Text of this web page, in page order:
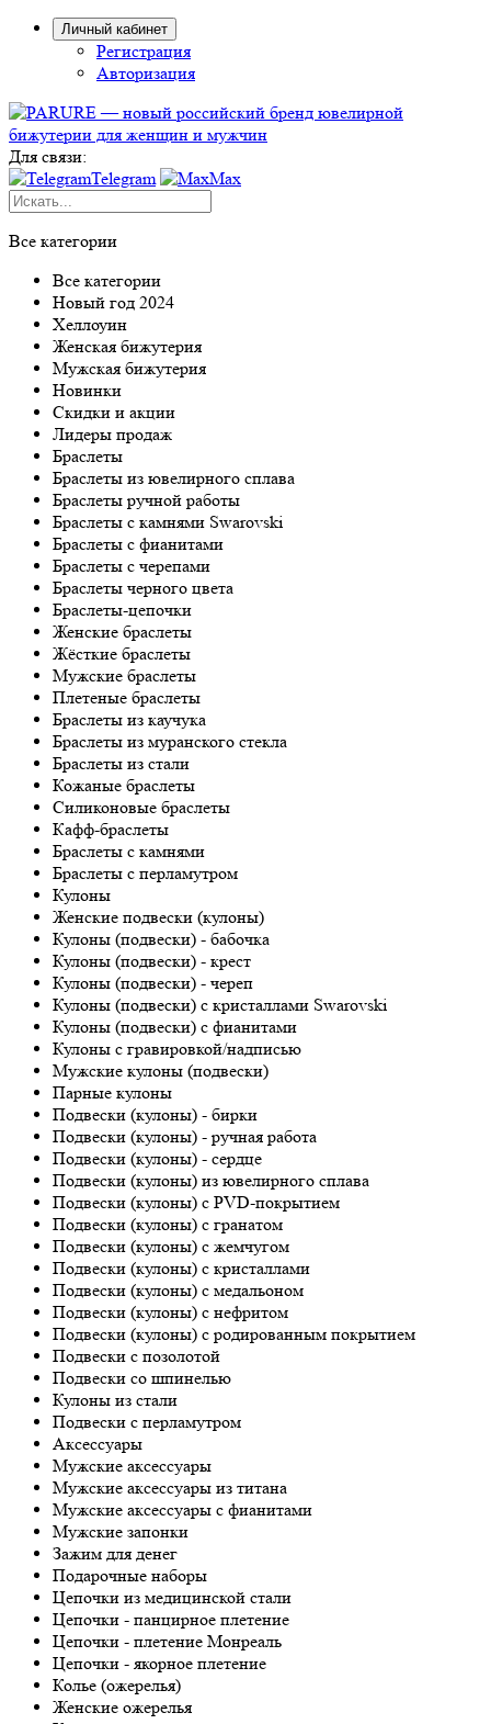
Личный кабинет
Регистрация
Авторизация
Для связи:
Telegram
Max
Все категории
Все категории
Новый год 2024
Хеллоуин
Женская бижутерия
Мужская бижутерия
Новинки
Скидки и акции
Лидеры продаж
Браслеты
Браслеты из ювелирного сплава
Браслеты ручной работы
Браслеты с камнями Swarovski
Браслеты с фианитами
Браслеты с черепами
Браслеты черного цвета
Браслеты-цепочки
Женские браслеты
Жёсткие браслеты
Мужские браслеты
Плетеные браслеты
Браслеты из каучука
Браслеты из муранского стекла
Браслеты из стали
Кожаные браслеты
Силиконовые браслеты
Кафф-браслеты
Браслеты с камнями
Браслеты с перламутром
Кулоны
Женские подвески (кулоны)
Кулоны (подвески) - бабочка
Кулоны (подвески) - крест
Кулоны (подвески) - череп
Кулоны (подвески) с кристаллами Swarovski
Кулоны (подвески) с фианитами
Кулоны с гравировкой/надписью
Мужские кулоны (подвески)
Парные кулоны
Подвески (кулоны) - бирки
Подвески (кулоны) - ручная работа
Подвески (кулоны) - сердце
Подвески (кулоны) из ювелирного сплава
Подвески (кулоны) с PVD-покрытием
Подвески (кулоны) с гранатом
Подвески (кулоны) с жемчугом
Подвески (кулоны) с кристаллами
Подвески (кулоны) с медальоном
Подвески (кулоны) с нефритом
Подвески (кулоны) с родированным покрытием
Подвески с позолотой
Подвески со шпинелью
Кулоны из стали
Подвески с перламутром
Аксессуары
Мужские аксессуары
Мужские аксессуары из титана
Мужские аксессуары с фианитами
Мужские запонки
Зажим для денег
Подарочные наборы
Цепочки из медицинской стали
Цепочки - панцирное плетение
Цепочки - плетение Монреаль
Цепочки - якорное плетение
Колье (ожерелья)
Женские ожерелья